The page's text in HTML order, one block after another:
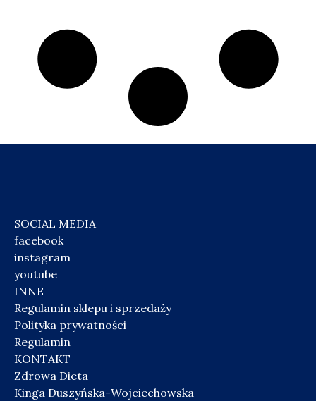
SOCIAL MEDIA
facebook
instagram
youtube
INNE
Regulamin sklepu i sprzedaży
Polityka prywatności
Regulamin
KONTAKT
Zdrowa Dieta
Kinga Duszyńska-Wojciechowska